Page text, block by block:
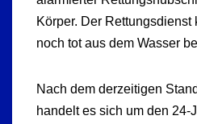
Körper. Der
noch tot aus dem Wasser
Nach dem derzeitigen
handelt es sich um den 24-